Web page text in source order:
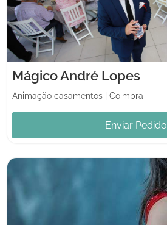
Mágico André Lopes
Animação casamentos Coimbra
Enviar Pedido